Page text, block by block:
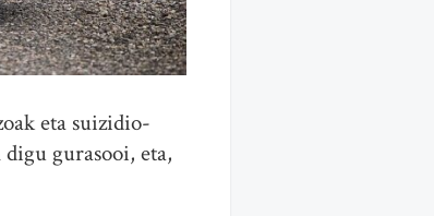
eta suizidio-
gurasooi, eta,